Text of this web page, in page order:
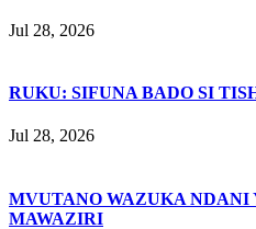
Jul 28, 2026
RUKU: SIFUNA BADO SI
Jul 28, 2026
MVUTANO WAZUKA NDANI
MAWAZIRI